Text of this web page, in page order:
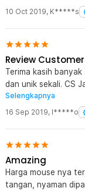
10 Oct 2019, K*****s
Review
Terima kasih
dan unik sekali. CS
up the good works
Selengkapnya
16 Sep 2019, I*****o
Amazing
Harga mouse nya
tangan, nyaman